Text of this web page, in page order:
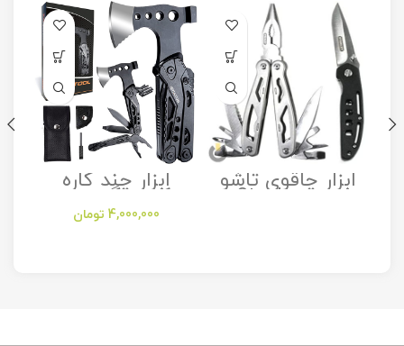
ابزار چاقوی تاشو
مدل Stanley
ابزار چند کاره
کمپینگ مدل
Camping
Multitool
4,000,000 تومان